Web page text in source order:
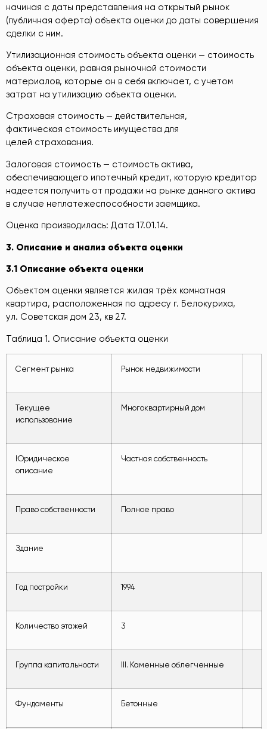
начиная с даты представления на открытый рынок
(публичная оферта) объекта оценки до даты совершения
сделки с ним.
Утилизационная стоимость объекта оценки — стоимость
объекта оценки, равная рыночной стоимости
материалов, которые он в себя включает, с учетом
затрат на утилизацию объекта оценки.
Страховая стоимость — действительная,
фактическая стоимость имущества для
целей страхования.
Залоговая стоимость — стоимость актива,
обеспечивающего ипотечный кредит, которую кредитор
надеется получить от продажи на рынке данного актива
в случае неплатежеспособности заемщика.
Оценка производилась: Дата 17.01.14.
3. Описание и анализ объекта оценки
3.1 Описание объекта оценки
Объектом оценки является жилая трёх комнатная
квартира, расположенная по адресу г. Белокуриха,
ул. Советская дом 23, кв 27.
Таблица 1. Описание объекта оценки
Сегмент рынка Рынок недвижимости
Текущее
использование
Многоквартирный дом
Юридическое
описание
Частная собственность
Право собственности Полное право
Здание
Год постройки 1994
Количество этажей 3
Группа капитальности III. Каменные облегченные
Фундаменты Бетонные